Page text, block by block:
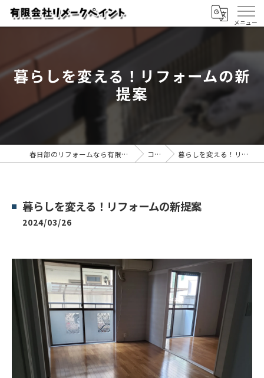
暮らしを変える！リフォームの新
提案
春日部のリフォームなら有限会社リメークペイント コラム 暮らしを変える！リフォームの新提案
暮らしを変える！リフォームの新提案
2024/03/26